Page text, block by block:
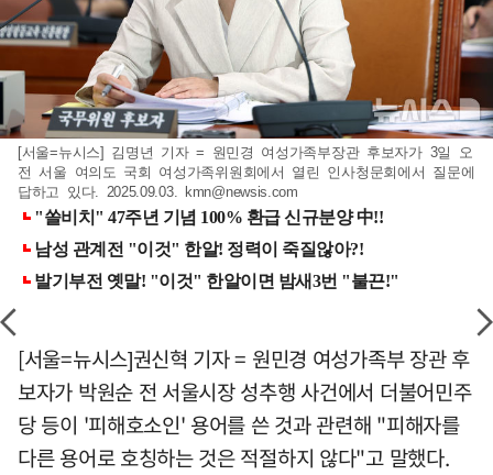
[서울=뉴시스] 김명년 기자 = 원민경 여성가족부장관 후보자가 3일 오
전 서울 여의도 국회 여성가족위원회에서 열린 인사청문회에서 질문에
답하고 있다. 2025.09.03. kmn@newsis.com
[서울=뉴시스]권신혁 기자 = 원민경 여성가족부 장관 후
보자가 박원순 전 서울시장 성추행 사건에서 더불어민주
당 등이 '피해호소인' 용어를 쓴 것과 관련해 "피해자를
다른 용어로 호칭하는 것은 적절하지 않다"고 말했다.